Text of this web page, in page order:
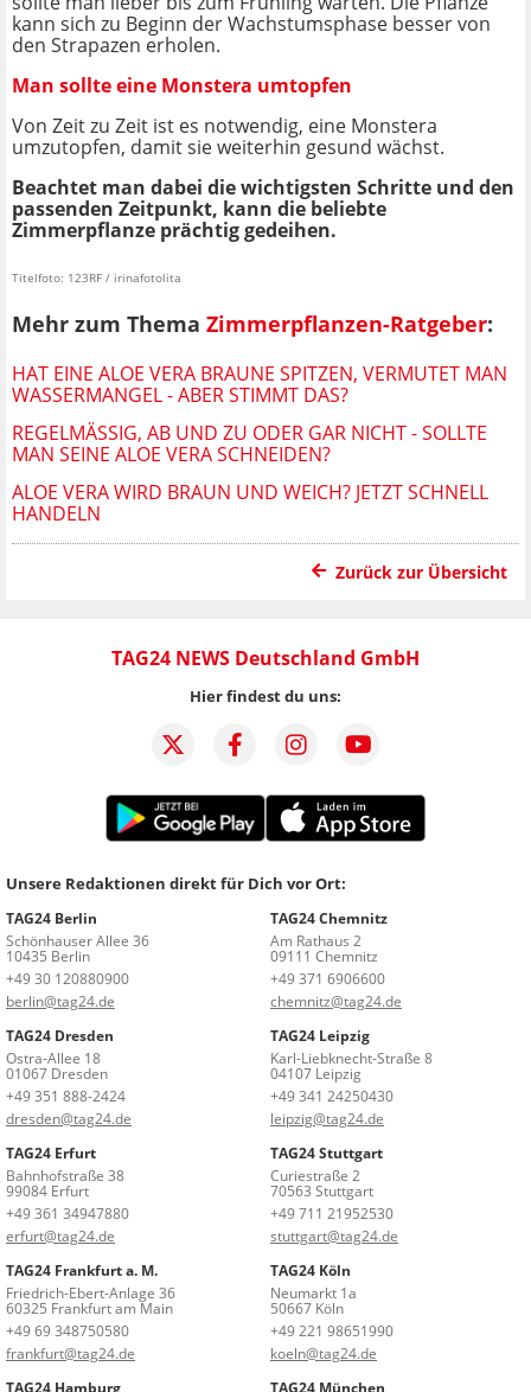
kann sich zu Beginn der Wachstumsphase besser von
den Strapazen erholen.
Man sollte eine Monstera umtopfen
Von Zeit zu Zeit ist es notwendig, eine Monstera
umzutopfen, damit sie weiterhin gesund wächst.
Beachtet man dabei die wichtigsten Schritte und den
passenden Zeitpunkt, kann die beliebte
Zimmerpflanze prächtig gedeihen.
Titelfoto: 123RF / irinafotolita
Mehr zum Thema Zimmerpflanzen-Ratgeber:
HAT EINE ALOE VERA BRAUNE SPITZEN, VERMUTET MAN
WASSERMANGEL - ABER STIMMT DAS?
REGELMÄSSIG, AB UND ZU ODER GAR NICHT - SOLLTE M
AN SEINE ALOE VERA SCHNEIDEN?
ALOE VERA WIRD BRAUN UND WEICH? JETZT SCHNELL
HANDELN
Zurück zur Übersicht
TAG24 NEWS Deutschland GmbH
Hier findest du uns:
Unsere Redaktionen direkt für Dich vor Ort:
TAG24 Berlin
Schönhauser Allee 36
10435 Berlin
+49 30 120880900
berlin@tag24.de
TAG24 Chemnitz
Am Rathaus 2
09111 Chemnitz
+49 371 6906600
chemnitz@tag24.de
TAG24 Dresden
Ostra-Allee 18
01067 Dresden
+49 351 888-2424
dresden@tag24.de
TAG24 Leipzig
Karl-Liebknecht-Straße 8
04107 Leipzig
+49 341 24250430
leipzig@tag24.de
TAG24 Erfurt
Bahnhofstraße 38
99084 Erfurt
+49 361 34947880
erfurt@tag24.de
TAG24 Stuttgart
Curiestraße 2
70563 Stuttgart
+49 711 21952530
stuttgart@tag24.de
TAG24 Frankfurt a. M.
Friedrich-Ebert-Anlage 36
60325 Frankfurt am Main
+49 69 348750580
frankfurt@tag24.de
TAG24 Köln
Neumarkt 1a
50667 Köln
+49 221 98651990
koeln@tag24.de